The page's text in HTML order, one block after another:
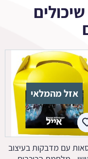
אזל מהמלאי
עם מדבקות בעיצוב